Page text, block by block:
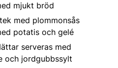
mjukt bröd
med plommonsås
potatis och gelé
serveras med
och jordgubbssylt